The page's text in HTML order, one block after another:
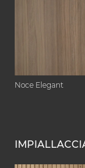
Noce Elegant